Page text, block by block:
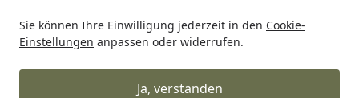
Sie können Ihre Einwilligung jederzeit in den Cookie-
Einstellungen anpassen oder widerrufen.
Ja, verstanden
Startseite
RK Rk Motorradkette RK Kette 520S0 114 Glieder
RK Kette 520S0 114 Glieder